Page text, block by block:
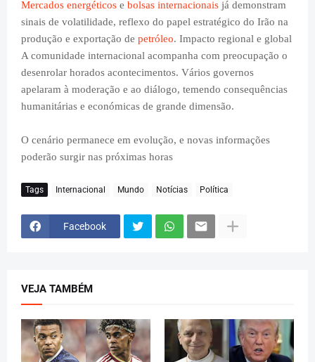
Mercados energéticos e bolsas internacionais já demonstram
sinais de volatilidade, reflexo do papel estratégico do Irão na
produção e exportação de petróleo. Impacto regional e global
A comunidade internacional acompanha com preocupação o
desenrolar horados acontecimentos. Vários governos
apelaram à moderação e ao diálogo, temendo consequências
humanitárias e económicas de grande dimensão.
O cenário permanece em evolução, e novas informações
poderão surgir nas próximas horas
Tags Internacional Mundo Notícias Política
Facebook
VEJA TAMBÉM